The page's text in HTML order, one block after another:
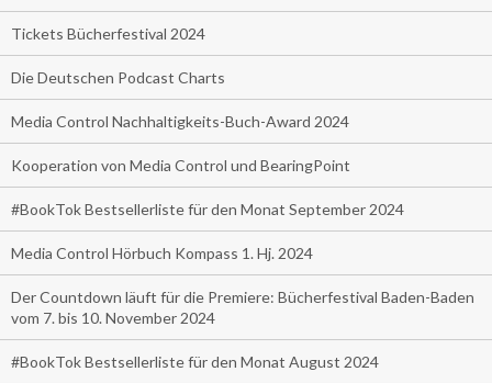
Tickets Bücherfestival 2024
Die Deutschen Podcast Charts
Media Control Nachhaltigkeits-Buch-Award 2024
Kooperation von Media Control und BearingPoint
#BookTok Bestsellerliste für den Monat September 2024
Media Control Hörbuch Kompass 1. Hj. 2024
Der Countdown läuft für die Premiere: Bücherfestival Baden-Baden
vom 7. bis 10. November 2024
#BookTok Bestsellerliste für den Monat August 2024